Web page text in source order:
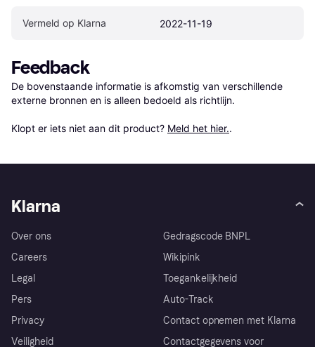
Vermeld op Klarna 2022-11-19
Feedback
De bovenstaande informatie is afkomstig van verschillende
externe bronnen en is alleen bedoeld als richtlijn.
Klopt er iets niet aan dit product? Meld het hier..
Klarna
Over ons
Careers
Legal
Pers
Privacy
Veiligheid
Gedragscode BNPL
Wikipink
Toegankelijkheid
Auto-Track
Contact opnemen met Klarna
Contactgegevens voor